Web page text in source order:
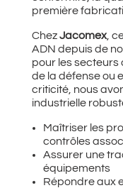
première
ChezJacomex,
ADN depuis de
pour les secteurs
de la défense ou
criticité, nous
industrielle
Maîtriser les
contrôles
Assurer une
équipements
Répondre aux